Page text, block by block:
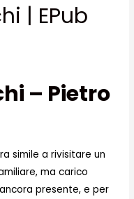
| EPub
– Pietro
simile a rivisitare un
ma carico
presente, e per